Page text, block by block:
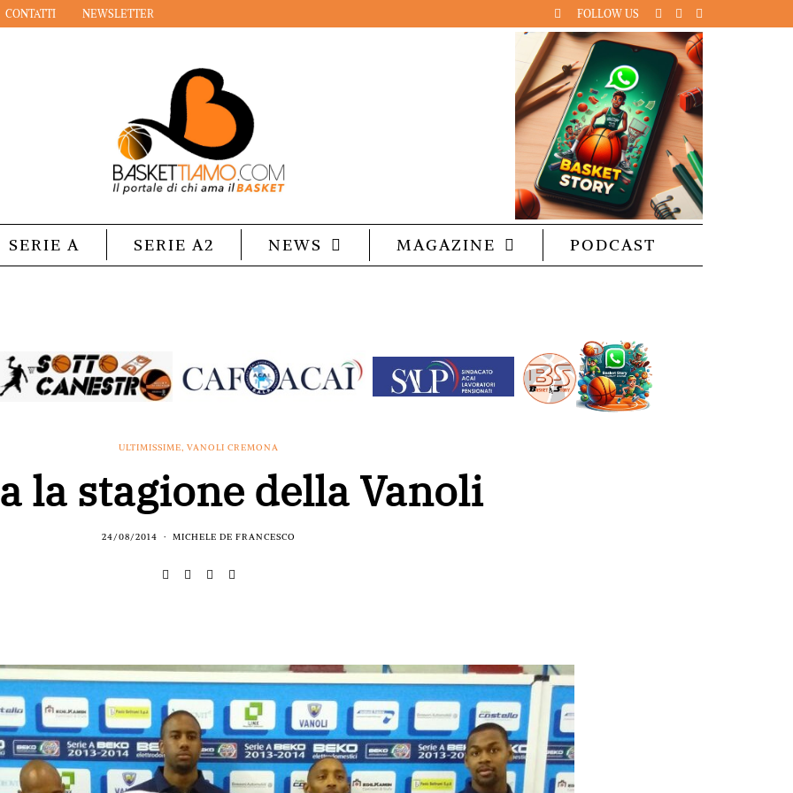
CONTATTI NEWSLETTER FOLLOW US
SERIE A SERIE A2 NEWS MAGAZINE PODCAST
ULTIMISSIME, VANOLI CREMONA
la stagione della Vanoli
24/08/2014 MICHELE DE FRANCESCO